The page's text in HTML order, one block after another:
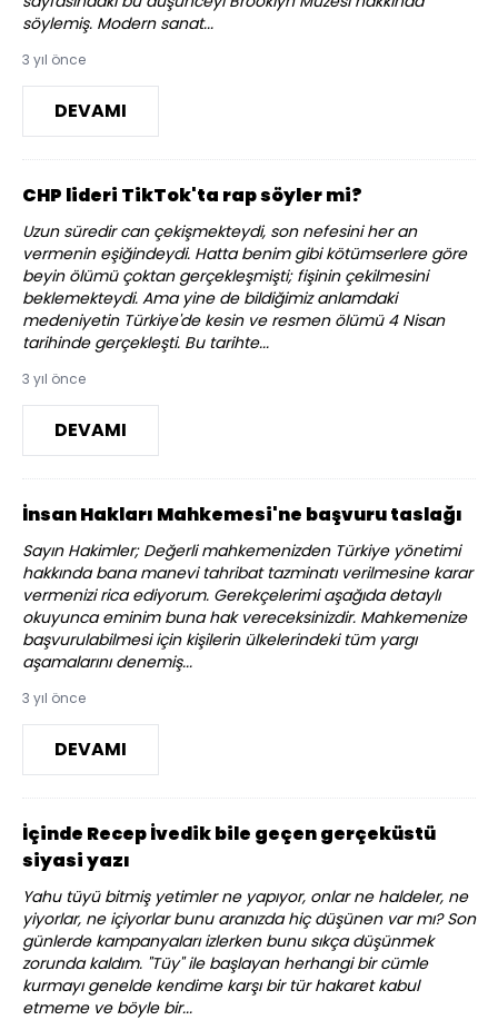
söylemiş. Modern sanat...
3 yıl önce
DEVAMI
CHP lideri TikTok'ta rap söyler mi?
Uzun süredir can çekişmekteydi, son nefesini her an
vermenin eşiğindeydi. Hatta benim gibi kötümserlere göre
beyin ölümü çoktan gerçekleşmişti; fişinin çekilmesini
beklemekteydi. Ama yine de bildiğimiz anlamdaki
medeniyetin Türkiye'de kesin ve resmen ölümü 4 Nisan
tarihinde gerçekleşti. Bu tarihte...
3 yıl önce
DEVAMI
İnsan Hakları Mahkemesi'ne başvuru taslağı
Sayın Hakimler; Değerli mahkemenizden Türkiye yönetimi
hakkında bana manevi tahribat tazminatı verilmesine karar
vermenizi rica ediyorum. Gerekçelerimi aşağıda detaylı
okuyunca eminim buna hak vereceksinizdir. Mahkemenize
başvurulabilmesi için kişilerin ülkelerindeki tüm yargı
aşamalarını denemiş...
3 yıl önce
DEVAMI
İçinde Recep İvedik bile geçen gerçeküstü
siyasi yazı
Yahu tüyü bitmiş yetimler ne yapıyor, onlar ne haldeler, ne
yiyorlar, ne içiyorlar bunu aranızda hiç düşünen var mı? Son
günlerde kampanyaları izlerken bunu sıkça düşünmek
zorunda kaldım. "Tüy" ile başlayan herhangi bir cümle
kurmayı genelde kendime karşı bir tür hakaret kabul
etmeme ve böyle bir...